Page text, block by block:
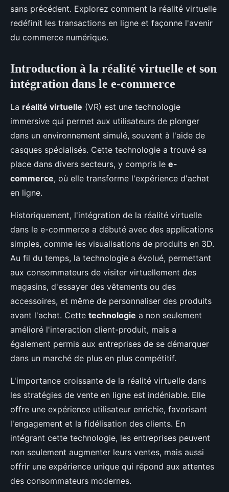
sans précédent. Explorez comment la réalité virtuelle
redéfinit les transactions en ligne et façonne l'avenir
du commerce numérique.
Introduction à la réalité virtuelle et son
intégration dans le e-commerce
La réalité virtuelle (VR) est une technologie
immersive qui permet aux utilisateurs de plonger
dans un environnement simulé, souvent à l'aide de
casques spécialisés. Cette technologie a trouvé sa
place dans divers secteurs, y compris le e-
commerce, où elle transforme l'expérience d'achat
en ligne.
Historiquement, l'intégration de la réalité virtuelle
dans le e-commerce a débuté avec des applications
simples, comme les visualisations de produits en 3D.
Au fil du temps, la technologie a évolué, permettant
aux consommateurs de visiter virtuellement des
magasins, d'essayer des vêtements ou des
accessoires, et même de personnaliser des produits
avant l'achat. Cette technologie a non seulement
amélioré l'interaction client-produit, mais a
également permis aux entreprises de se démarquer
dans un marché de plus en plus compétitif.
L'importance croissante de la réalité virtuelle dans
les stratégies de vente en ligne est indéniable. Elle
offre une expérience utilisateur enrichie, favorisant
l'engagement et la fidélisation des clients. En
intégrant cette technologie, les entreprises peuvent
non seulement augmenter leurs ventes, mais aussi
offrir une expérience unique qui répond aux attentes
des consommateurs modernes.